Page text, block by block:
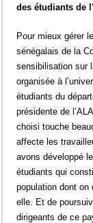
des étudiants de
Pour mieux gérer
sénégalais de la
sensibilisation sur
organisée à
étudiants du
présidente de
choisi touche
affecte les
avons développé
étudiants qui
population dont
elle. Et de
dirigeants de ce